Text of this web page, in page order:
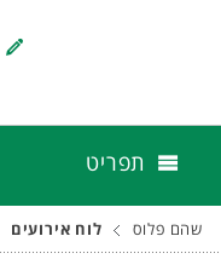
תפריט
שהם פלוס לוח אירועים